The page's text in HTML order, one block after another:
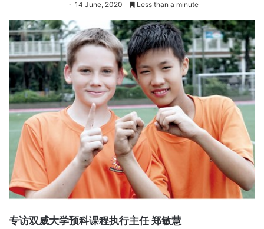
14 June, 2020 Less than a minute
专访双威大学预科课程执行主任 郑敏慧